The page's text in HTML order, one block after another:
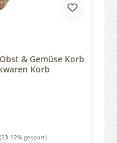
& Gemüse Korb
Korb
(23.12% gespart)